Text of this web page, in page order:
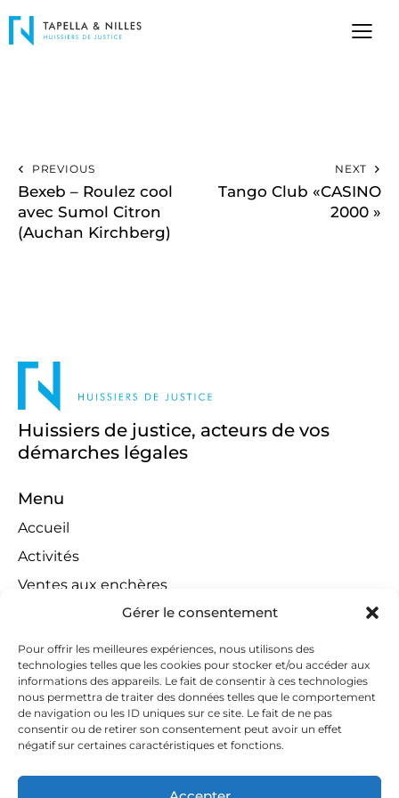
Gérer le consentement
Pour offrir les meilleures expériences, nous utilisons des
technologies telles que les cookies pour stocker et/ou accéder aux
informations des appareils. Le fait de consentir à ces technologies
nous permettra de traiter des données telles que le comportement
de navigation ou les ID uniques sur ce site. Le fait de ne pas
consentir ou de retirer son consentement peut avoir un effet
négatif sur certaines caractéristiques et fonctions.
PREVIOUS
Bexeb – Roulez cool
avec Sumol Citron
(Auchan Kirchberg)
NEXT
Tango Club «CASINO
2000 »
Huissiers de justice, acteurs de vos
démarches légales
Menu
Accueil
Activités
Ventes aux enchères
Compétences territoriales
Jeux concours
Liens
Contact
Contactez-nous
huissiers@tapella-nilles.lu